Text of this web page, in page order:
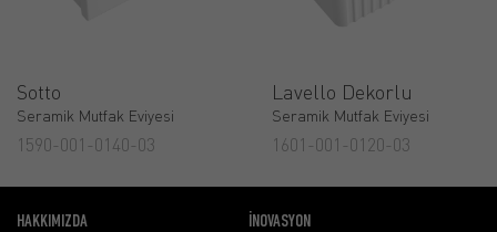
Sotto
Seramik Mutfak Eviyesi
1590-001-0140-03
Lavello Dekorlu
Seramik Mutfak Eviyesi
1601-001-0120-03
HAKKIMIZDA İNOVASYON